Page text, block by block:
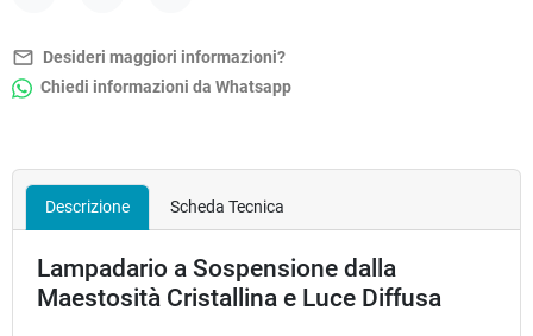
mail_outline Desideri maggiori informazioni?
Chiedi informazioni da Whatsapp
Descrizione Scheda Tecnica
Lampadario a Sospensione dalla
Maestosità Cristallina e Luce Diffusa